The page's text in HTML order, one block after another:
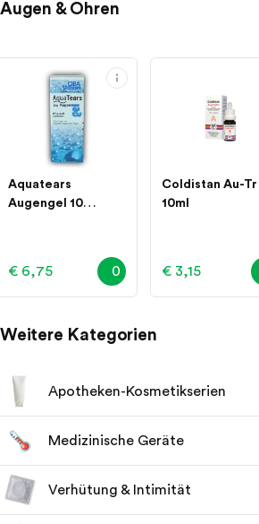
Augen & Ohren
Aquatears
Augengel 10
€ 6,75 0
Coldistan Au-Tr
10ml
€ 3,15
Weitere Kategorien
Apotheken-Kosmetikserien
Medizinische Geräte
Verhütung & Intimität